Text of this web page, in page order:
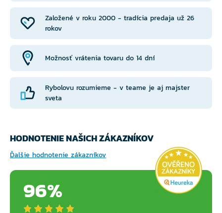
zakúpenia výrobku.
Podmienkou pre uplatnenie záruky je registrácia
každého zakúpeného prútu v online systéme výrobcu.
Na registráciu je potrebné mať po ruke predajný
doklad (účtenku alebo faktúru) a visačku s unikátnym
kódom, ktorá je pripevnená na každom prúte.
Registrácia sa vykonáva v slovenčine priamo na
Založené v roku 2000 - tradícia predaja už 26
rokov
Možnosť vrátenia tovaru do 14 dní
Rybolovu rozumieme - v teame je aj majster
sveta
HODNOTENIE NAŠICH ZÁKAZNÍKOV
Ďalšie hodnotenie zákazníkov
96%